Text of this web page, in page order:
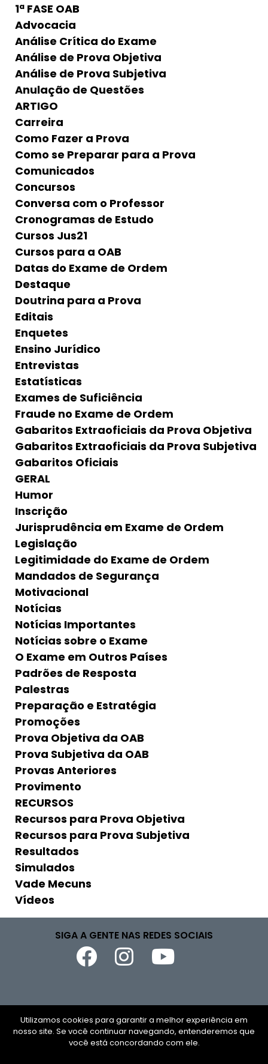
1ª FASE OAB
Advocacia
Análise Crítica do Exame
Análise de Prova Objetiva
Análise de Prova Subjetiva
Anulação de Questões
ARTIGO
Carreira
Como Fazer a Prova
Como se Preparar para a Prova
Comunicados
Concursos
Conversa com o Professor
Cronogramas de Estudo
Cursos Jus21
Cursos para a OAB
Datas do Exame de Ordem
Destaque
Doutrina para a Prova
Editais
Enquetes
Ensino Jurídico
Entrevistas
Estatísticas
Exames de Suficiência
Fraude no Exame de Ordem
Gabaritos Extraoficiais da Prova Objetiva
Gabaritos Extraoficiais da Prova Subjetiva
Gabaritos Oficiais
GERAL
Humor
Inscrição
Jurisprudência em Exame de Ordem
Legislação
Legitimidade do Exame de Ordem
Mandados de Segurança
Motivacional
Notícias
Notícias Importantes
Notícias sobre o Exame
O Exame em Outros Países
Padrões de Resposta
Palestras
Preparação e Estratégia
Promoções
Prova Objetiva da OAB
Prova Subjetiva da OAB
Provas Anteriores
Provimento
RECURSOS
Recursos para Prova Objetiva
Recursos para Prova Subjetiva
Resultados
Simulados
Vade Mecuns
Vídeos
SIGA A GENTE NAS REDES SOCIAIS
Copyright © 2026
CNPJ
Utilizamos cookies para garantir a melhor experiência em
nosso site. Se você continuar navegando, entenderemos que
você está concordando com ele.